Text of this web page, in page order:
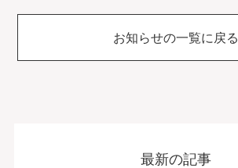
お知らせの一覧に戻る
最新の記事